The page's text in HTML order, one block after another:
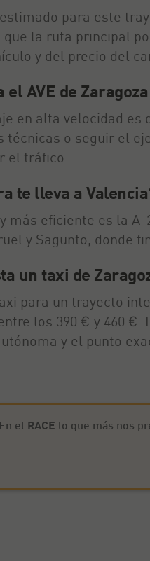
para este
la ruta principal
y del precio del
el AVE de
en alta velocidad es
técnicas o seguir el
el tráfico.
te lleva a
más eficiente es la
y Sagunto, donde
un taxi de
para un trayecto
los 390 € y 460
y el punto
En el RACE lo que más nos